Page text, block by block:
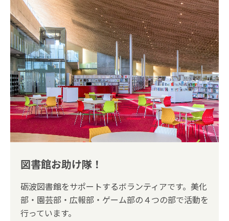
図書館お助け隊！
砺波図書館をサポートするボランティアです。美化
部・園芸部・広報部・ゲーム部の４つの部で活動を
行っています。